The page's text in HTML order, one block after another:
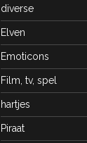
diverse
Elven
Emoticons
Film, tv, spel
hartjes
Piraat